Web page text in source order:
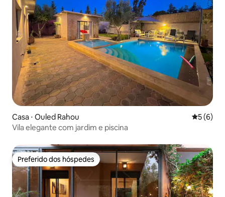
Casa ⋅ Ouled Rahou 5 de
5 (6)
Vila elegante com jardim e piscina
Preferido dos hóspedes
Preferido dos hóspedes